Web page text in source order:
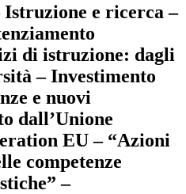
Istruzione e ricerca –
di istruzione: dagli
– Investimento
e nuovi
dall’Unione
EU – “Azioni
competenze
–